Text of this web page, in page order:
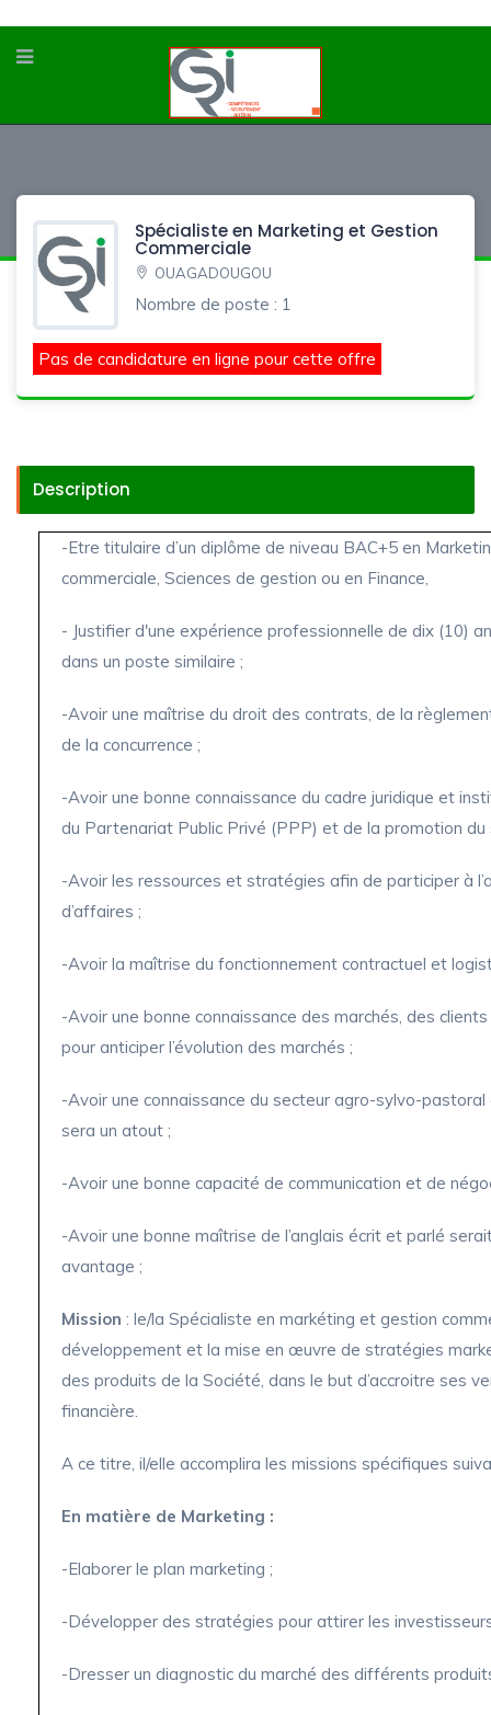
Spécialiste en Marketing et Gestion
Commerciale
OUAGADOUGOU
Nombre de poste : 1
Pas de candidature en ligne pour cette offre
Description
-Etre titulaire d’un diplôme de niveau BAC+5 en
commerciale, Sciences de gestion ou en Finance,
- Justifier d'une expérience professionnelle de dix (10)
dans un poste similaire ;
-Avoir une maîtrise du droit des contrats, de la
de la concurrence ;
-Avoir une bonne connaissance du cadre juridique et
du Partenariat Public Privé (PPP) et de la promotion du
-Avoir les ressources et stratégies afin de participer à
d’affaires ;
-Avoir la maîtrise du fonctionnement contractuel et
-Avoir une bonne connaissance des marchés, des
pour anticiper l’évolution des marchés ;
-Avoir une connaissance du secteur agro-sylvo-
sera un atout ;
-Avoir une bonne capacité de communication et de
-Avoir une bonne maîtrise de l’anglais écrit et parlé
avantage ;
Mission : le/la Spécialiste en markéting et gestion
développement et la mise en œuvre de stratégies
des produits de la Société, dans le but d’accroitre ses
financière.
A ce titre, il/elle accomplira les missions spécifiques
En matière de Marketing :
-Elaborer le plan marketing ;
-Développer des stratégies pour attirer les
-Dresser un diagnostic du marché des différents